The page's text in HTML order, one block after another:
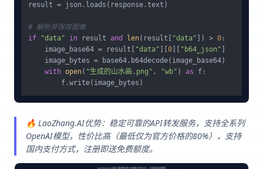
result = json.loads(response.text)
# 解析并保存图像
if
"data" in result and len(result[ "data" ]) > 0 :
    image_base64 = result[
"data" 0 "b64_json"
    image_bytes = base64.b64decode(image_base64)
with open( "生成的山水画.png" , "wb" ) as f:
🔥 LaoZhang.AI优势：稳定可靠的API转发服务，支持全系列
OpenAI模型，性价比高（最低仅为官方价格的80%），支持
国内支付方式，注册即送免费额度。